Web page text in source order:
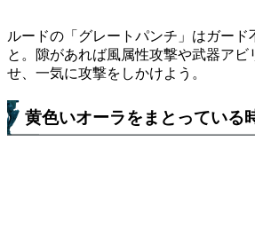
ルードの「グレートパンチ」はガード
と。隙があれば風属性攻撃や武器アビ
せ、一気に攻撃をしかけよう。
黄色いオーラをまとっている